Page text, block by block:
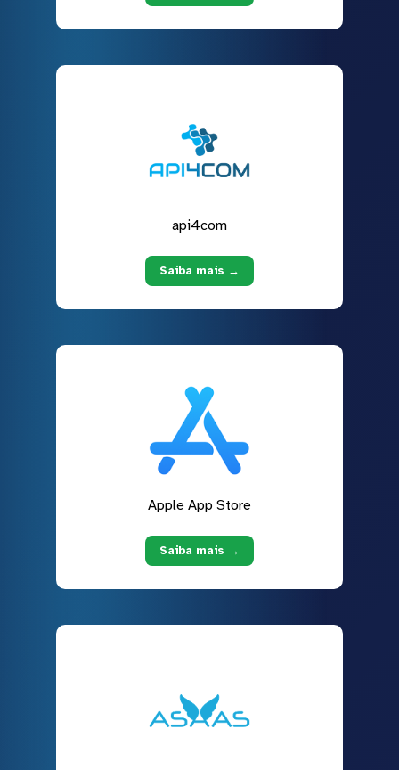
api4com
Saiba mais →
Apple App Store
Saiba mais →